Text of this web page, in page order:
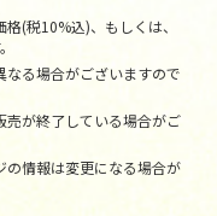
(税10%込)、もしくは、
る場合がございますので
が終了している場合がご
情報は変更になる場合が